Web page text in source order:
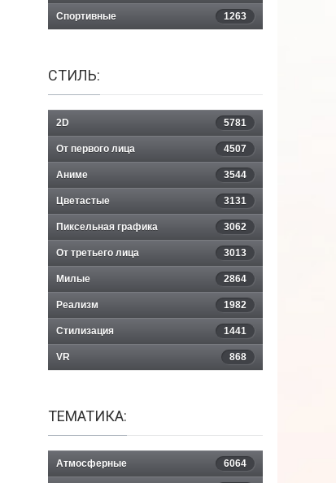
Спортивные 1263
СТИЛЬ:
2D 5781
От первого лица 4507
Аниме 3544
Цветастые 3131
Пиксельная графика 3062
От третьего лица 3013
Милые 2864
Реализм 1982
Стилизация 1441
VR 868
ТЕМАТИКА:
Атмосферные 6064